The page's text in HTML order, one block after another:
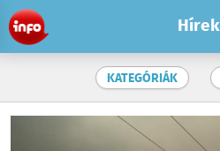
Hírek
KATEGÓRIÁK